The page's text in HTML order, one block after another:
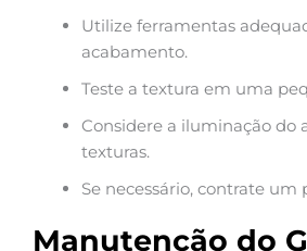
Utilize ferramentas
acabamento.
Teste a textura em uma
Considere a iluminação do
texturas.
Se necessário, contrate
Manutenção do